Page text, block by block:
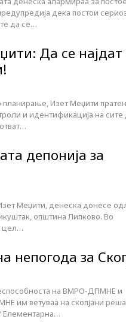
дека постои
да се…
Да се најдат
Изет Меџити
и идентификација на сите
депонија за
Меџити, денеска донесе
општина Липково. Во
цел…
за
на ВМРО-ДПМНЕ и
им ветуваа на скопјани
Елементарна…